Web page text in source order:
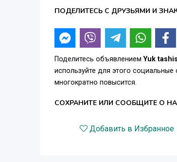
ПОДЕЛИТЕСЬ С ДРУЗЬЯМИ И
Поделитесь объявлениемYuk
используйте для этого
многократно повысится.
СОХРАНИТЕ ИЛИ СООБЩИТЕ О
Добавить в Избранное